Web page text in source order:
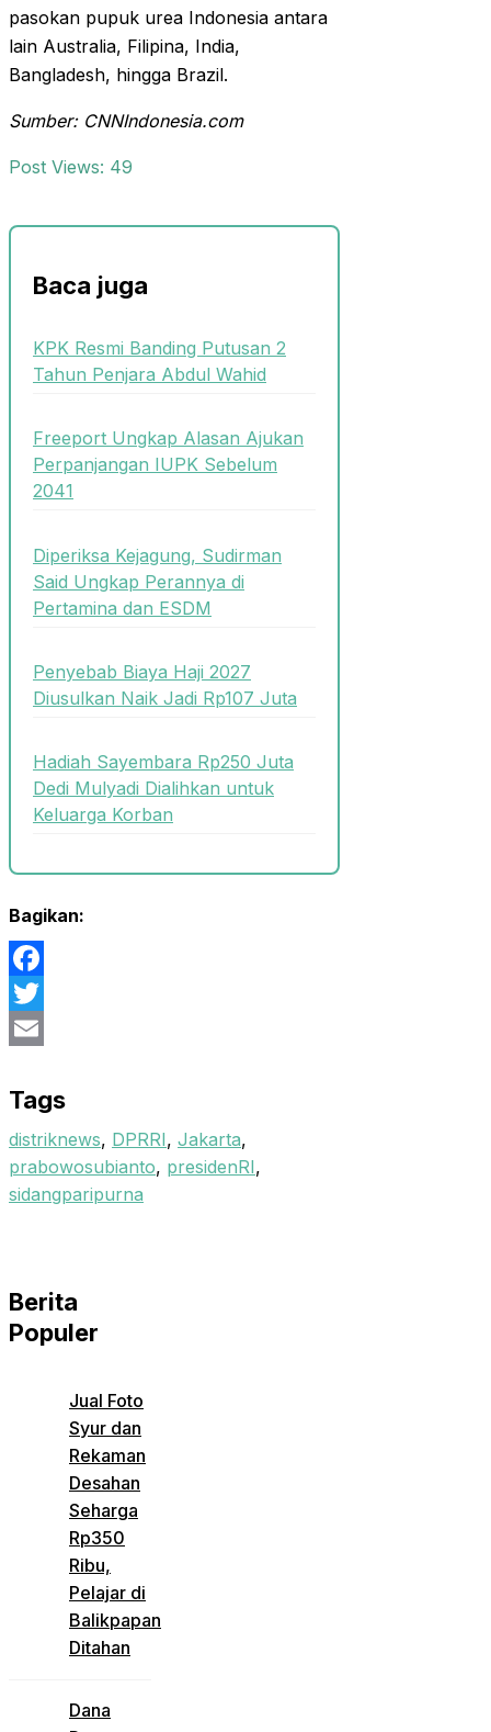
pasokan pupuk urea Indonesia antara
lain Australia, Filipina, India,
Bangladesh, hingga Brazil.
Sumber: CNNIndonesia.com
Post Views: 49
Baca juga
KPK Resmi Banding Putusan 2
Tahun Penjara Abdul Wahid
Freeport Ungkap Alasan Ajukan
Perpanjangan IUPK Sebelum
2041
Diperiksa Kejagung, Sudirman
Said Ungkap Perannya di
Pertamina dan ESDM
Penyebab Biaya Haji 2027
Diusulkan Naik Jadi Rp107 Juta
Hadiah Sayembara Rp250 Juta
Dedi Mulyadi Dialihkan untuk
Keluarga Korban
Bagikan:
Facebook
Twitter
Tags
distriknews, DPRRI, Jakarta,
prabowosubianto, presidenRI,
sidangparipurna
Berita
Populer
Jual Foto
Syur dan
Rekaman
Desahan
Seharga
Rp350
Ribu,
Pelajar di
Balikpapan
Ditahan
Dana